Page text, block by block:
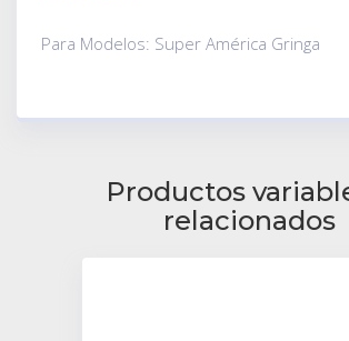
Para Modelos: Super América Gringa
Productos
relacionados